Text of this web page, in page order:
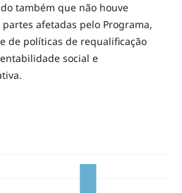
também que não houve
afetadas pelo Programa,
de políticas de requalificação
social e